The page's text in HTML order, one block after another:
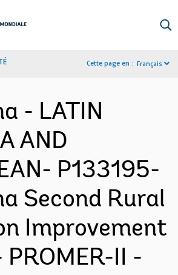
Cette page en : Français
- LATIN
AND
P133195-
Second Rural
Improvement
II -